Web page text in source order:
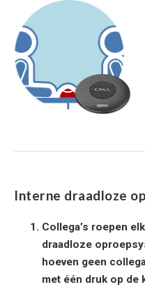
Interne draadloze
Collega’s roepen
draadloze
hoeven geen
met één druk op de